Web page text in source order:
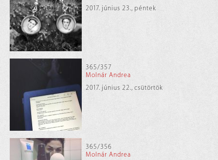
2017. június 23., péntek
365/357
Molnár Andrea
2017. június 22., csütörtök
365/356
Molnár Andrea